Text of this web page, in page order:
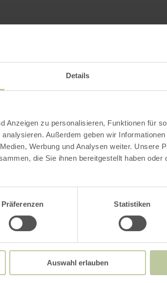
Details
Anzeigen zu personalisieren, Funktionen für
Außerdem geben wir
Werbung und Analysen weiter. Unsere
die Sie ihnen bereitgestellt haben
Präferenzen Statistiken
Auswahl erlauben